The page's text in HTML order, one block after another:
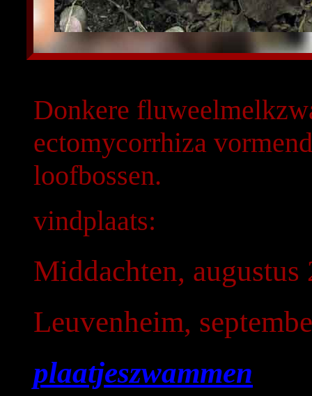
Donkere
ectomycorrhiza
loofbossen.
vindplaats:
Middachten,
Leuvenheim,
plaatjeszwammen